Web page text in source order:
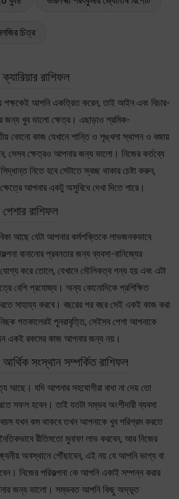
চিত্র
রাশিফল
পক্ষকেই আপনি একত্রিত করেন, তাই আইন এবং বিচার-
জন্য খুব ভালো ক্ষেত্র। এছাড়াও শ্রমিক-
কোনো কাজ যেখানে শান্তি ও শৃঙ্খলা স্থাপন ও বজায়
সেসব ক্ষেত্রও আপনার জন্য ভালো। নিজের কর্তব্যে
নিতে হবে সেটাতে স্বচ্ছ থাকার চেষ্টা করুন,
আপনার একটু অসুবিধে দেখা দিতে পারে।
পেশার রাশিফল
আছে যেটা আপনার কর্মশক্তিকে লাভজনকভাবে
বানানোর প্রবনতার জন্য ব্যবসা-বানিজ্যের
করে তোলে, যেখানে মৌলিকত্ব গন্য হয় এবং এটা
বেশি প্রযোজ্য। অন্য কোনোদিকে প্রশিক্ষিত
সাহায্য করবে। বছরের পর বছর সেই একই কাজ করা
গতকালেরই পুনরাবৃত্তি, সেইসব পেশা আপনাকে
একই রকমের কাজ আপনার জন্য নয়।
আর্থিক সংস্থান সম্পর্কিত রাশিফল
আছে। যদি আপনার সহযোগীরা বাধা না দেয় তো
সফল হবেন। তাই যতটা সম্ভব অংশীদারী ব্যবসা
যখন কম থাকবে তখন আপনাকে খুব পরিশ্রম করতে
রীতিমতো মুনাফা লাভ করবেন, আর নিজের
অবস্থানে পৌঁছাবেন, এই নয় যে আপনি ভাগ্য বা
নিজের পরিকল্পনা কে আপনি একাই সম্পন্ন করার
জন্য ভালো। সম্ভবত আপনি কিছু অদ্ভূত